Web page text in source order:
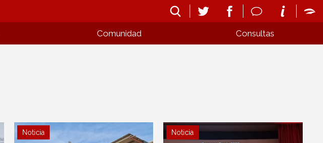
Comunidad Consultas
Noticia Noticia